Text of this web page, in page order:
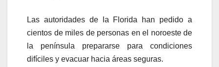
Las autoridades de la Florida han pedido a
cientos de miles de personas en el noroeste de
la península prepararse para condiciones
difíciles y evacuar hacia áreas seguras.